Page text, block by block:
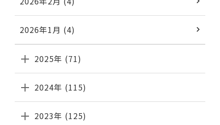
2026年1月 (4)
2025年 (71)
2024年 (115)
2023年 (125)